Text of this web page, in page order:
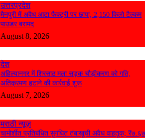
उत्तरप्रदेश
मैनपुरी में अवैध आटा फैक्ट्री पर छापा, 2,150 किलो टैल्कम
पाउडर बरामद
August 8, 2026
देश
अहिल्यानगर में शिरसाठ मला सड़क चौड़ीकरण को गति,
अतिक्रमण हटाने की कार्रवाई शुरू
August 7, 2026
मराठी न्यूज़
चामोर्शीत प्रतिबंधित सुगंधित तंबाखूची अवैध वाहतूक;